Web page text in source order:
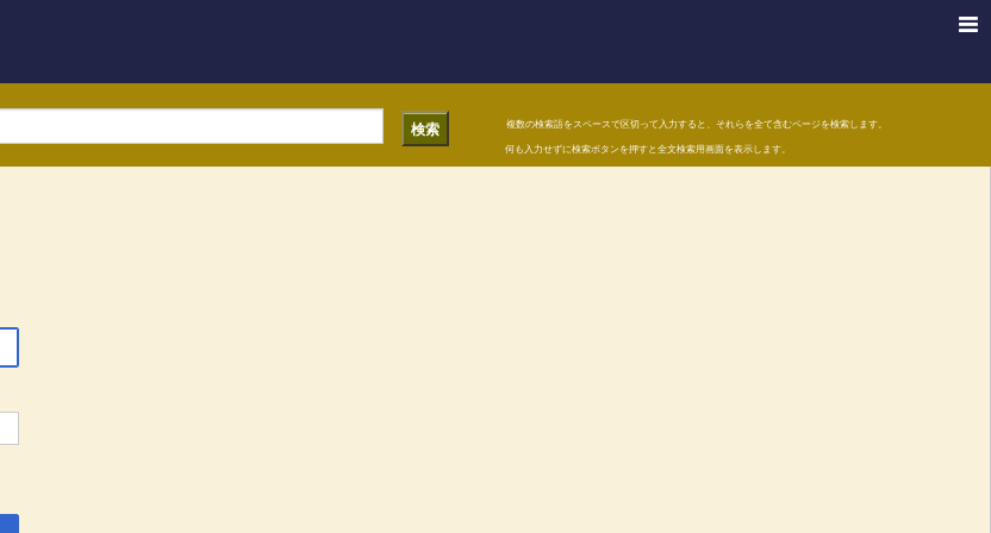
複数の検索語をスペースで区切って入力すると、それらを全て含むページを検索します。
何も入力せずに検索ボタンを押すと全文検索用画面を表示します。